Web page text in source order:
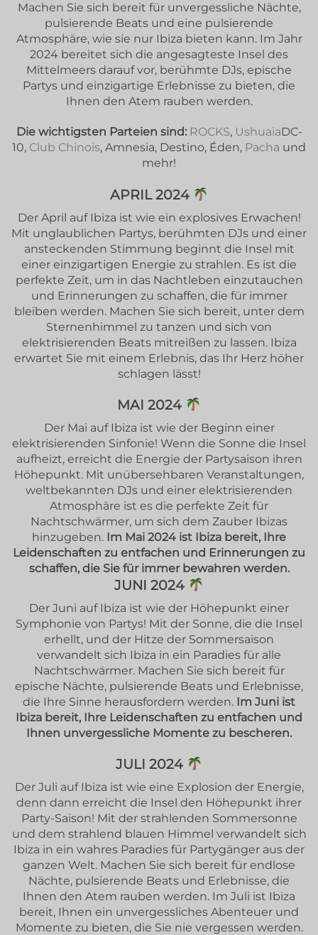
Machen Sie sich bereit für unvergessliche Nächte,
pulsierende Beats und eine pulsierende
Atmosphäre, wie sie nur Ibiza bieten kann. Im Jahr
2024 bereitet sich die angesagteste Insel des
Mittelmeers darauf vor, berühmte DJs, epische
Partys und einzigartige Erlebnisse zu bieten, die
Ihnen den Atem rauben werden.
Die wichtigsten Parteien sind: ROCKS, UshuaiaDC-
10, Club Chinois, Amnesia, Destino, Éden, Pacha und
mehr!
APRIL 2024
Der April auf Ibiza ist wie ein explosives Erwachen!
Mit unglaublichen Partys, berühmten DJs und einer
ansteckenden Stimmung beginnt die Insel mit
einer einzigartigen Energie zu strahlen. Es ist die
perfekte Zeit, um in das Nachtleben einzutauchen
und Erinnerungen zu schaffen, die für immer
bleiben werden. Machen Sie sich bereit, unter dem
Sternenhimmel zu tanzen und sich von
elektrisierenden Beats mitreißen zu lassen. Ibiza
erwartet Sie mit einem Erlebnis, das Ihr Herz höher
schlagen lässt!
MAI 2024
Der Mai auf Ibiza ist wie der Beginn einer
elektrisierenden Sinfonie! Wenn die Sonne die Insel
aufheizt, erreicht die Energie der Partysaison ihren
Höhepunkt. Mit unübersehbaren Veranstaltungen,
weltbekannten DJs und einer elektrisierenden
Atmosphäre ist es die perfekte Zeit für
Nachtschwärmer, um sich dem Zauber Ibizas
hinzugeben. Im Mai 2024 ist Ibiza bereit, Ihre
Leidenschaften zu entfachen und Erinnerungen zu
schaffen, die Sie für immer bewahren werden.
JUNI 2024
Der Juni auf Ibiza ist wie der Höhepunkt einer
Symphonie von Partys! Mit der Sonne, die die Insel
erhellt, und der Hitze der Sommersaison
verwandelt sich Ibiza in ein Paradies für alle
Nachtschwärmer. Machen Sie sich bereit für
epische Nächte, pulsierende Beats und Erlebnisse,
die Ihre Sinne herausfordern werden. Im Juni ist
Ibiza bereit, Ihre Leidenschaften zu entfachen und
Ihnen unvergessliche Momente zu bescheren.
JULI 2024
Der Juli auf Ibiza ist wie eine Explosion der Energie,
denn dann erreicht die Insel den Höhepunkt ihrer
Party-Saison! Mit der strahlenden Sommersonne
und dem strahlend blauen Himmel verwandelt sich
Ibiza in ein wahres Paradies für Partygänger aus der
ganzen Welt. Machen Sie sich bereit für endlose
Nächte, pulsierende Beats und Erlebnisse, die
Ihnen den Atem rauben werden. Im Juli ist Ibiza
bereit, Ihnen ein unvergessliches Abenteuer und
Momente zu bieten, die Sie nie vergessen werden.